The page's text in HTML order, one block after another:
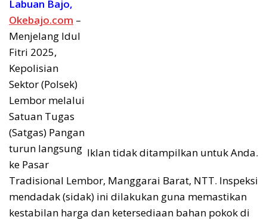
Iklan tidak ditampilkan untuk Anda.
Labuan Bajo,
Okebajo.com –
Menjelang Idul
Fitri 2025,
Kepolisian
Sektor (Polsek)
Lembor melalui
Satuan Tugas
(Satgas) Pangan
turun langsung
ke Pasar
Tradisional Lembor, Manggarai Barat, NTT. Inspeksi
mendadak (sidak) ini dilakukan guna memastikan
kestabilan harga dan ketersediaan bahan pokok di